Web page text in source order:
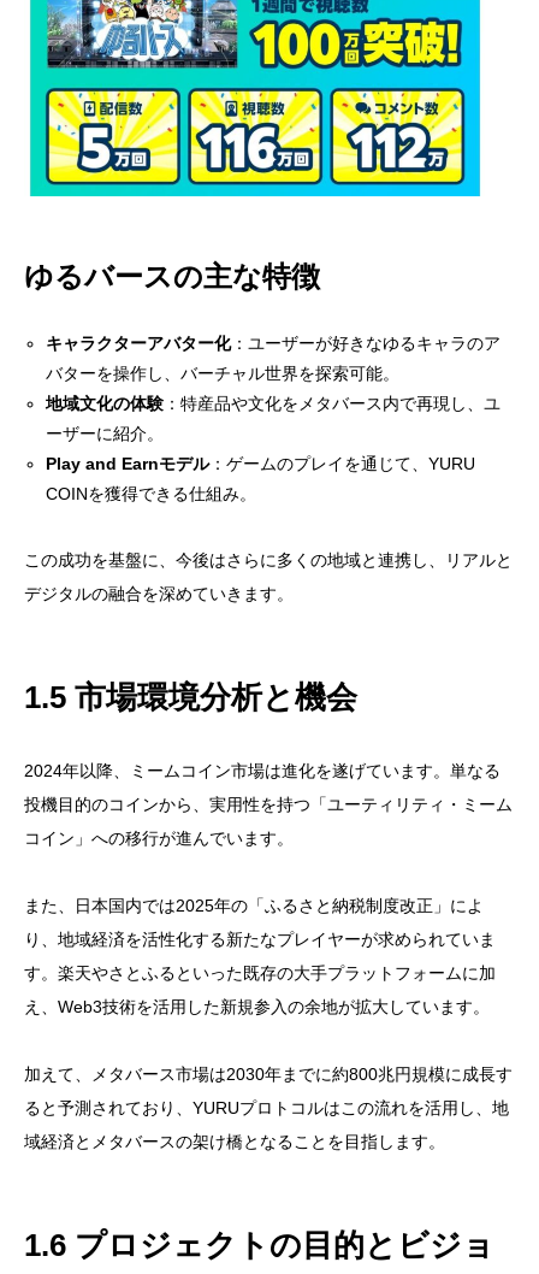
ゆるバースの主な特徴
キャラクターアバター化：ユーザーが好きなゆるキャラのア
バターを操作し、バーチャル世界を探索可能。
地域文化の体験 ：特産品や文化をメタバース内で再現し、ユ
ーザーに紹介。
Play and Earnモデル：ゲームのプレイを通じて、YURU
COINを獲得できる仕組み。
この成功を基盤に、今後はさらに多くの地域と連携し、リアルと
デジタルの融合を深めていきます。
1.5 市場環境分析と機会
2024年以降、ミームコイン市場は進化を遂げています。単なる
投機目的のコインから、実用性を持つ「ユーティリティ・ミーム
コイン」への移行が進んでいます。
また、日本国内では2025年の「ふるさと納税制度改正」によ
り、地域経済を活性化する新たなプレイヤーが求められていま
す。楽天やさとふるといった既存の大手プラットフォームに加
え、Web3技術を活用した新規参入の余地が拡大しています。
加えて、メタバース市場は2030年までに約800兆円規模に成長す
ると予測されており、YURUプロトコルはこの流れを活用し、地
域経済とメタバースの架け橋となることを目指します。
1.6 プロジェクトの目的とビジョ